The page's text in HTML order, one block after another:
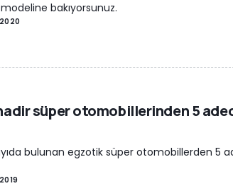
bakıyorsunuz.
süper otomobillerinden 5
bulunan egzotik süper otomobillerden 5